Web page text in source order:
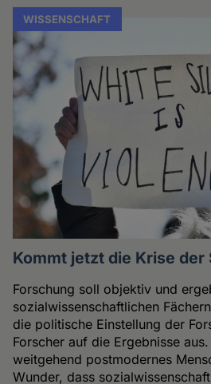
WISSENSCHAFT
Kommt jetzt die Krise der
Forschung soll objektiv und
sozialwissenschaftlichen
die politische Einstellung der
Forscher auf die Ergebnisse
weitgehend postmodernes
Wunder, dass